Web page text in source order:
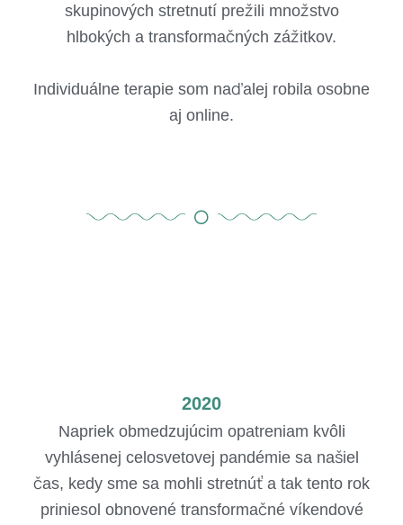
skupinových stretnutí prežili množstvo
hlbokých a transformačných zážitkov.
Individuálne terapie som naďalej robila osobne
aj online.
2020
Napriek obmedzujúcim opatreniam kvôli
vyhlásenej celosvetovej pandémie sa našiel
čas, kedy sme sa mohli stretnúť a tak tento rok
priniesol obnovené transformačné víkendové